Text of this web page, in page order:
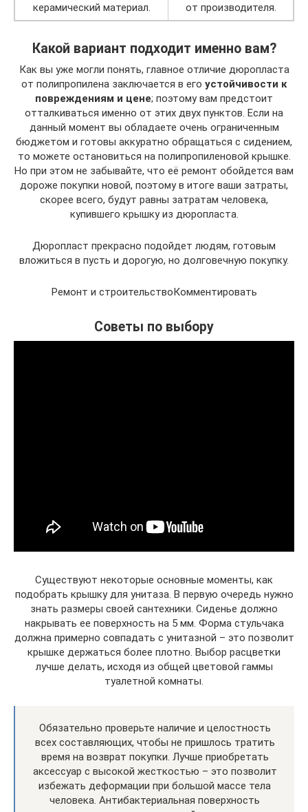
керамический материал.
от производителя.
Какой вариант подходит именно вам?
Как вы уже могли понять, главное отличие дюропласта
от полипропилена заключается в его устойчивости к
повреждениям и цене; поэтому вам предстоит
отталкиваться именно от этих двух пунктов. Если на
данный момент вы обладаете очень ограниченным
бюджетом и готовы аккуратно обращаться с сидением,
то можете остановиться на полипропиленовой крышке.
Но при этом не забывайте, что её ремонт обойдется вам
дороже покупки новой, поэтому в итоге ваши затраты,
скорее всего, будут равны затратам человека,
купившего крышку из дюропласта.
Дюропласт прекрасно подойдет людям, готовым
вложиться в пусть и дорогую, но долговечную покупку.
Ремонт и строительствоКомментировать
Советы по выбору
Существуют некоторые основные моменты, как
подобрать крышку для унитаза. В первую очередь нужно
знать размеры своей сантехники. Сиденье должно
накрывать ее поверхность на 5 мм. Форма стульчака
должна примерно совпадать с унитазной – это позволит
крышке держаться более плотно. Выбор расцветки
лучше делать, исходя из общей цветовой гаммы
туалетной комнаты.
Обязательно проверьте наличие и целостность
всех составляющих, чтобы не пришлось тратить
время на возврат покупки. Лучше приобретать
аксессуар с высокой жесткостью – это позволит
избежать деформации при большой массе тела
человека. Антибактериальная поверхность